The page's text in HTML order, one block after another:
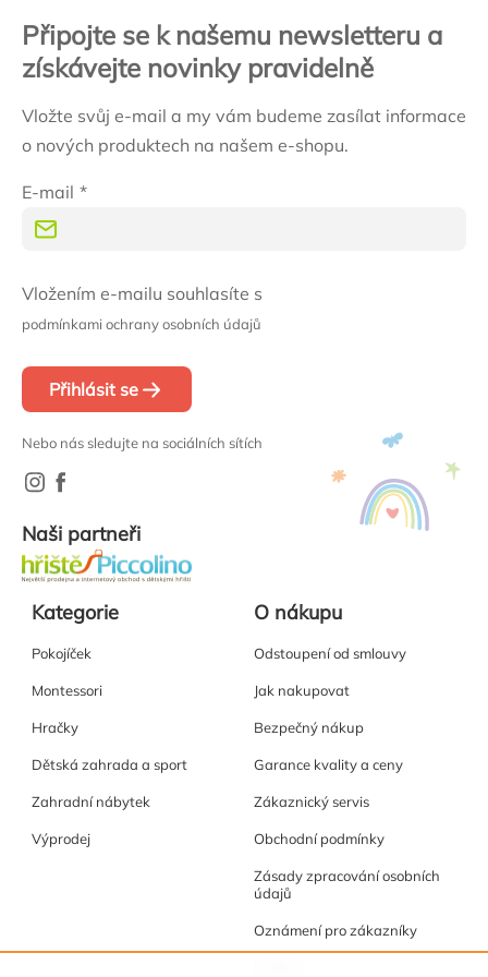
Připojte se k našemu newsletteru a
získávejte novinky pravidelně
Vložte svůj e-mail a my vám budeme zasílat informace
o nových produktech na našem e-shopu.
E-mail
Vložením e-mailu souhlasíte s
podmínkami ochrany osobních údajů
Přihlásit se
Nebo nás sledujte na sociálních sítích
Naši partneři
Kategorie
Pokojíček
Montessori
Hračky
Dětská zahrada a sport
Zahradní nábytek
Výprodej
O nákupu
Odstoupení od smlouvy
Jak nakupovat
Bezpečný nákup
Garance kvality a ceny
Zákaznický servis
Obchodní podmínky
Zásady zpracování osobních
údajů
Oznámení pro zákazníky